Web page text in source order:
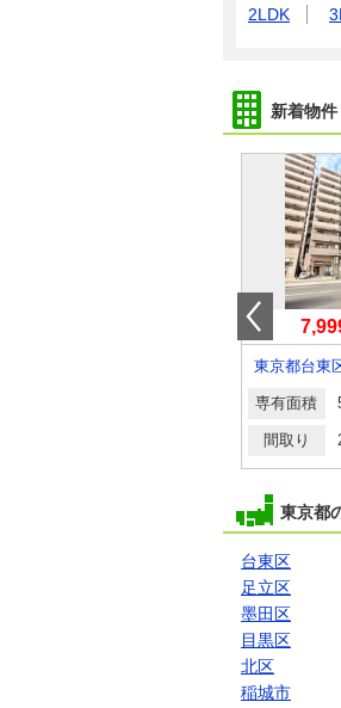
2LDK
新着物件
東京都台東
専有面積
間取り
東京都
台東区
足立区
墨田区
目黒区
北区
稲城市